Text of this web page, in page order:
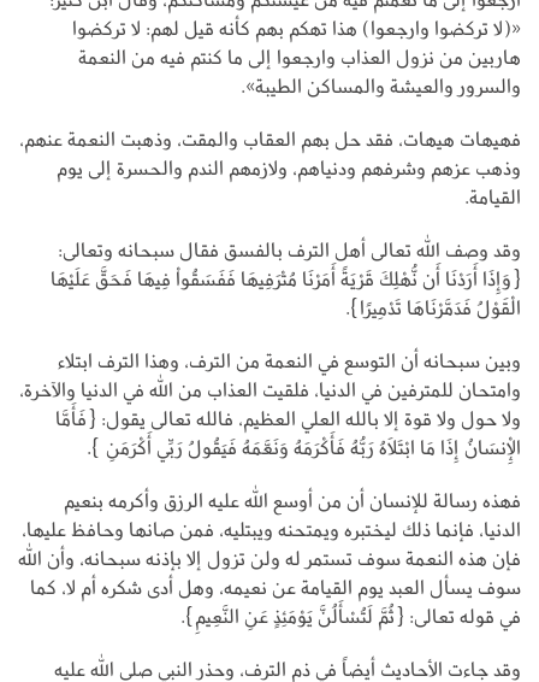
«(لا تركضوا وارجعوا) هذا تهكم بهم كأنه قيل لهم: لا تركضوا
هاربين من نزول العذاب وارجعوا إلى ما كنتم فيه من النعمة
والسرور والعيشة والمساكن الطيبة».
فهيهات هيهات، فقد حل بهم العقاب والمقت، وذهبت النعمة عنهم،
وذهب عزهم وشرفهم ودنياهم، ولازمهم الندم والحسرة إلى يوم
القيامة.
وقد وصف الله تعالى أهل الترف بالفسق فقال سبحانه وتعالى:
{وَإِذَا أَرَدْنَا أَن نُّهْلِكَ قَرْيَةً أَمَرْنَا مُتْرَفِيهَا فَفَسَقُواْ فِيهَا فَحَقَّ عَلَيْهَا
الْقَوْلُ فَدَمَّرْنَاهَا تَدْمِيرًا}.
وبين سبحانه أن التوسع في النعمة من الترف، وهذا الترف ابتلاء
وامتحان للمترفين في الدنيا، فلقيت العذاب من الله في الدنيا والآخرة،
ولا حول ولا قوة إلا بالله العلي العظيم، فالله تعالى يقول: {فَأَمَّا
الْإِنسَانُ إِذَا مَا ابْتَلَاهُ رَبُّهُ فَأَكْرَمَهُ وَنَعَّمَهُ فَيَقُولُ رَبِّي أَكْرَمَنِ }.
فهذه رسالة للإنسان أن من أوسع الله عليه الرزق وأكرمه بنعيم
الدنيا، فإنما ذلك ليختبره ويمتحنه ويبتليه، فمن صانها وحافظ عليها،
فإن هذه النعمة سوف تستمر له ولن تزول إلا بإذنه سبحانه، وأن الله
سوف يسأل العبد يوم القيامة عن نعيمه، وهل أدى شكره أم لا، كما
في قوله تعالى: {ثُمَّ لَتُسْأَلُنَّ يَوْمَئِذٍ عَنِ النَّعِيمِ}.
وقد جاءت الأحاديث أيضاً في ذم الترف، وحذر النبي صلى الله عليه